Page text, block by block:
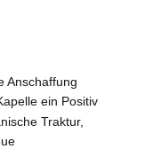
Anschaffung
ein Positiv
Traktur,